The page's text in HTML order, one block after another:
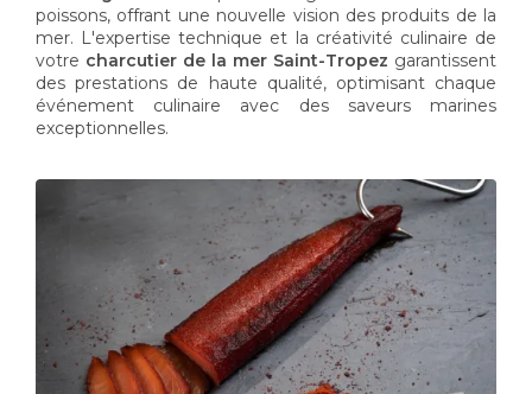
poissons, offrant une nouvelle vision des produits de la
mer. L'expertise technique et la créativité culinaire de
votre charcutier de la mer Saint-Tropez garantissent
des prestations de haute qualité, optimisant chaque
événement culinaire avec des saveurs marines
exceptionnelles.